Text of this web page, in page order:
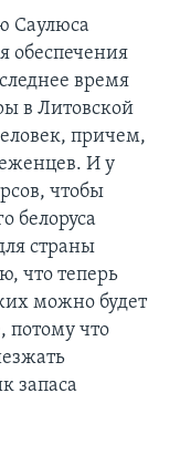
Саулюса
обеспечения
время
в Литовской
причем,
И у
чтобы
белоруса
страны
что теперь
можно будет
потому что
запаса